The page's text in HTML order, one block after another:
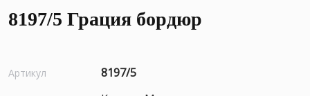
8197/5 Грация бордюр
Артикул 8197/5